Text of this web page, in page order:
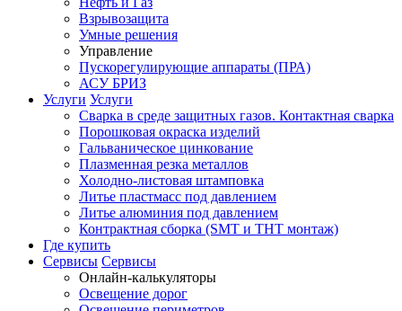
Взрывозащита
Умные решения
Управление
Пускорегулирующие аппараты (ПРА)
АСУ БРИЗ
Услуги Услуги
Сварка в среде защитных газов. Контактная сварка
Порошковая окраска изделий
Гальваническое цинкование
Плазменная резка металлов
Холодно-листовая штамповка
Литье пластмасс под давлением
Литье алюминия под давлением
Контрактная сборка (SMT и THT монтаж)
Где купить
Сервисы Сервисы
Онлайн-калькуляторы
Освещение дорог